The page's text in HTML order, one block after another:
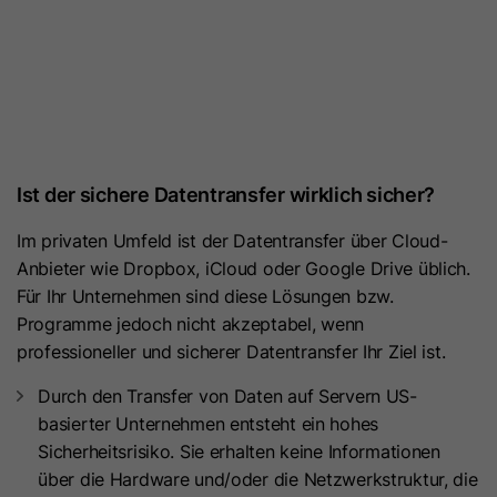
Ist der sichere Datentransfer wirklich sicher?
Im privaten Umfeld ist der Datentransfer über Cloud-
Anbieter wie Dropbox, iCloud oder Google Drive üblich.
Für Ihr Unternehmen sind diese Lösungen bzw.
Programme jedoch nicht akzeptabel, wenn
professioneller und sicherer Datentransfer Ihr Ziel ist.
Durch den Transfer von Daten auf Servern US-
basierter Unternehmen entsteht ein hohes
Sicherheitsrisiko. Sie erhalten keine Informationen
über die Hardware und/oder die Netzwerkstruktur, die
späteren Besuchen derselben Website
durchgeführt werden, mit derselben
Benutzerkennung verknüpft werden.
Name _clsk
Anbieter www.clarity.ms
Laufzeit 1 Jahr
Microsoft Clarity setzt dieses Cookie,
Anbieter HubSpot
Laufzeit Es läuft am Ende der Sitzung ab
Dieses Cookie wird verwendet, um
Besuchern stets die gleiche Version
einer A/B-Testseite anzuzeigen, die
enthält die ID der A/B-Testseite und
die ID der für den Besucher
ausgewählten Variante.